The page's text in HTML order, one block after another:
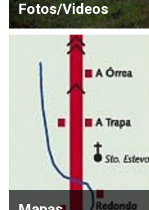
Fotos/Videos